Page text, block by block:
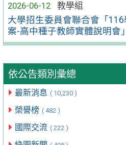
2026-06-12
教學組
大學招生委員會聯合會「
案-高中種子教師實體說明會」
依公告類別彙總
最新消息 ( 10,230 )
榮譽榜 ( 482 )
國際交流 ( 222 )